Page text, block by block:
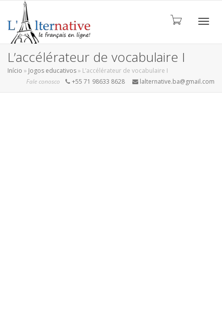
L’accélérateur de vocabulaire I
Início » Jogos educativos» L’accélérateur de vocabulaire I
Fale conosco
+55 71 98633 8628 lalternative.ba@gmail.com